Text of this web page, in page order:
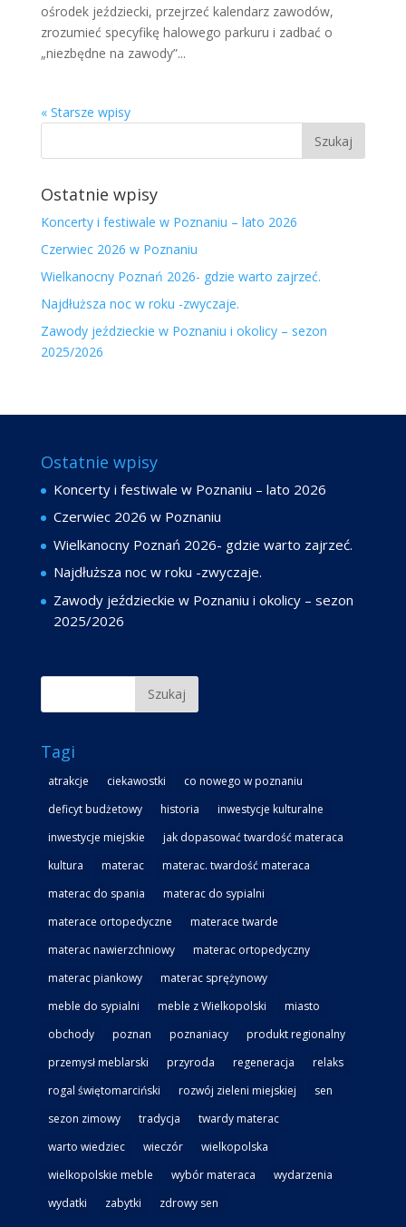
ośrodek jeździecki, przejrzeć kalendarz zawodów,
zrozumieć specyfikę halowego parkuru i zadbać o
„niezbędne na zawody”...
« Starsze wpisy
Ostatnie wpisy
Koncerty i festiwale w Poznaniu – lato 2026
Czerwiec 2026 w Poznaniu
Wielkanocny Poznań 2026- gdzie warto zajrzeć.
Najdłuższa noc w roku -zwyczaje.
Zawody jeździeckie w Poznaniu i okolicy – sezon
2025/2026
Ostatnie wpisy
Koncerty i festiwale w Poznaniu – lato 2026
Czerwiec 2026 w Poznaniu
Wielkanocny Poznań 2026- gdzie warto zajrzeć.
Najdłuższa noc w roku -zwyczaje.
Zawody jeździeckie w Poznaniu i okolicy – sezon
2025/2026
Tagi
atrakcje ciekawostki
co nowego w poznaniu
deficyt budżetowy
historia
inwestycje kulturalne
inwestycje miejskie
jak dopasować twardość materaca
kultura
materac
materac. twardość materaca
materac do spania
materac do sypialni
materace ortopedyczne
materace twarde
materac nawierzchniowy
materac ortopedyczny
materac piankowy
materac sprężynowy
meble do sypialni
meble z Wielkopolski
miasto
obchody
poznan poznaniacy
produkt regionalny
przemysł meblarski
przyroda regeneracja
relaks
rogal świętomarciński
rozwój zieleni miejskiej
sen
sezon zimowy
tradycja
twardy materac
warto wiedziec
wieczór
wielkopolska
wielkopolskie meble
wybór materaca
wydarzenia
wydatki
zabytki zdrowy sen